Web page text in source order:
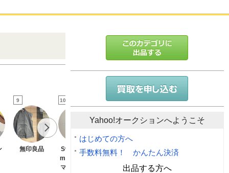
9
無印良品
10
SweetMom
my(授乳服&
マタニティ)
11
Milk tea
12
EDWIN
Yahoo!オークションへようこそ
はじめての方へ
手数料無料！ かんたん決済
出品する方へ